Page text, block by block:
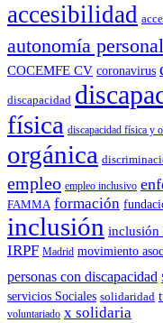
accesibilidad
autonomía personal
COCEMFE CV coronavirus
discapacidad
física discapacidad física y
orgánica
empleo empleo inclusivo
FAMMA formación
inclusión inclusión
IRPF Madrid movimiento
personas con discapacidad
servicios Sociales solidaridad
voluntariado x solidaria